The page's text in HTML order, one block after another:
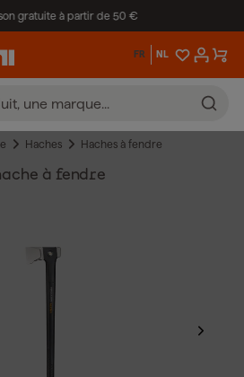
gratuite à partir de 50 €
FR NL
Haches Haches à fendre
à fendre